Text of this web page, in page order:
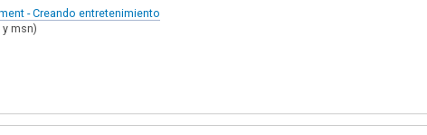
- Creando entretenimiento
msn)